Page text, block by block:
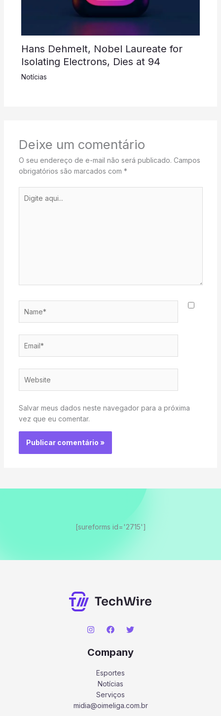
Hans Dehmelt, Nobel Laureate for
Isolating Electrons, Dies at 94
Notícias
Deixe um comentário
O seu endereço de e-mail não será publicado. Campos
obrigatórios são marcados com *
aqui...
Salvar meus dados neste navegador para a próxima
vez que eu comentar.
[sureforms id='2715']
Company
Esportes
Notícias
Serviços
midia@oimeliga.com.br